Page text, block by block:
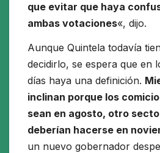
que evitar que haya
ambas votaciones«, dijo.
Aunque Quintela todavía
decidirlo, se espera que en
días haya una definición.
inclinan porque los
sean en agosto, otro
deberían hacerse en
un nuevo gobernador